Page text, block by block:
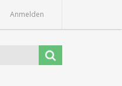
Anmelden